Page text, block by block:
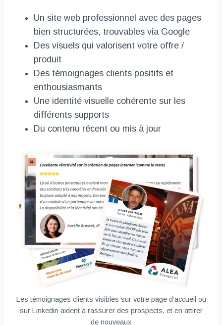
Un site web professionnel avec des pages
bien structurées, trouvables via Google
Des visuels qui valorisent votre offre /
produit
Des témoignages clients positifs et
enthousiasmants
Une identité visuelle cohérente sur les
différents supports
Du contenu récent ou mis à jour
Les témoignages clients visibles sur votre page d’accueil ou
sur Linkedin aident à rassurer des prospects, et en attirer
de nouveaux